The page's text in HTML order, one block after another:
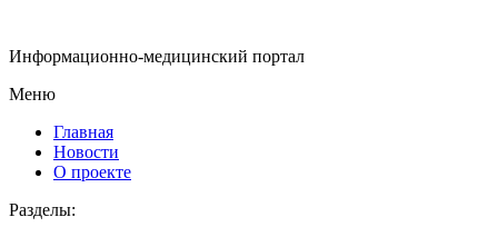
Информационно-медицинский портал
Меню
Главная
Новости
О проекте
Разделы: